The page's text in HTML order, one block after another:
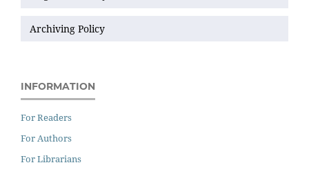
Archiving Policy
INFORMATION
For Readers
For Authors
For Librarians